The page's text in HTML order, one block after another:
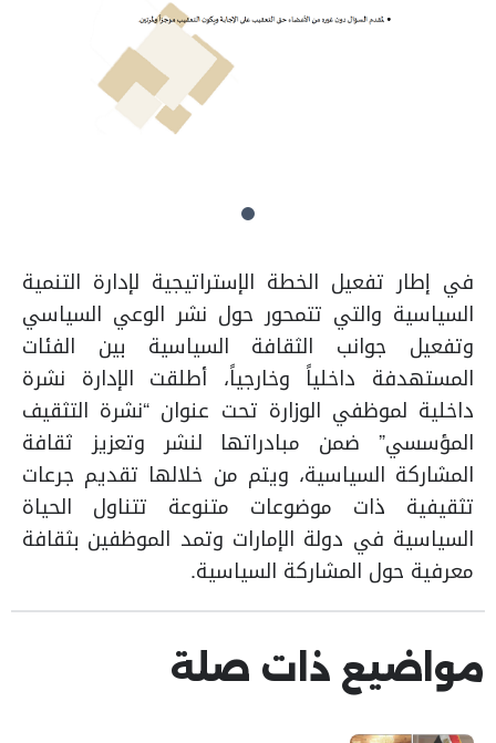
في إطار تفعيل الخطة الإستراتيجية لإدارة التنمية
السياسية والتي تتمحور حول نشر الوعي السياسي
وتفعيل جوانب الثقافة السياسية بين الفئات
المستهدفة داخلياً وخارجياً، أطلقت الإدارة نشرة
داخلية لموظفي الوزارة تحت عنوان “نشرة التثقيف
المؤسسي” ضمن مبادراتها لنشر وتعزيز ثقافة
المشاركة السياسية، ويتم من خلالها تقديم جرعات
تثقيفية ذات موضوعات متنوعة تتناول الحياة
السياسية في دولة الإمارات وتمد الموظفين بثقافة
معرفية حول المشاركة السياسية.​
مواضيع ذات صلة